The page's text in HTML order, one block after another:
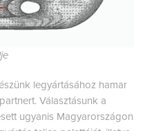
legyártásához hamar
Választásunk a
ugyanis Magyarországon